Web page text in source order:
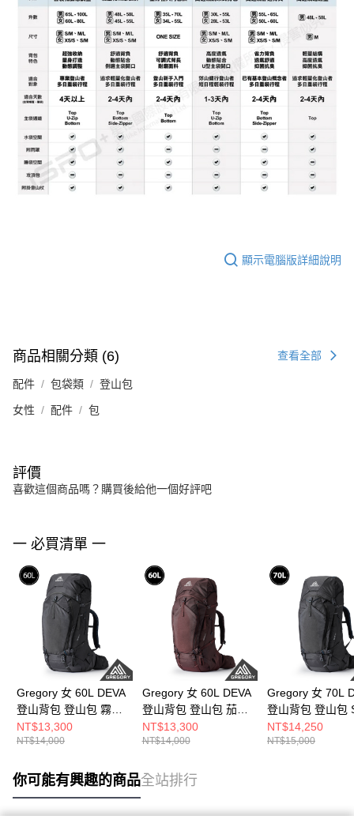
顯示電腦版詳細說明
商品相關分類 (6) 查看全部
配件 包袋類 登山包
女性 配件 包
評價
喜歡這個商品嗎？購買後給他一個好評吧
一 必買清單 一
Gregory 女 60L DEVA
登山背包 登山包 霧
灰， XS
NT$13,300
NT$14,000
Gregory 女 60L DEVA
登山背包 登山包 茄子
色， S
NT$13,300
NT$14,000
Gregory 女 70L
登山背包 登山包
灰
NT$14,250
NT$15,000
你可能有興趣的商品全站排行